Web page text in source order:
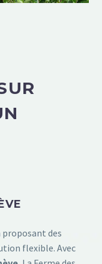
des
flexible. Avec